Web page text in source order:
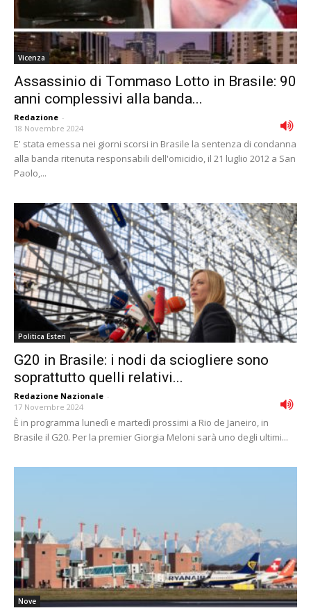
Vicenza
Assassinio di Tommaso Lotto in Brasile: 90
anni complessivi alla banda...
Redazione -
18 Novembre 2024
E' stata emessa nei giorni scorsi in Brasile la sentenza di condanna
alla banda ritenuta responsabili dell'omicidio, il 21 luglio 2012 a San
Paolo,...
Politica Esteri
G20 in Brasile: i nodi da sciogliere sono
soprattutto quelli relativi...
Redazione Nazionale -
17 Novembre 2024
È in programma lunedì e martedì prossimi a Rio de Janeiro, in
Brasile il G20. Per la premier Giorgia Meloni sarà uno degli ultimi...
Nove